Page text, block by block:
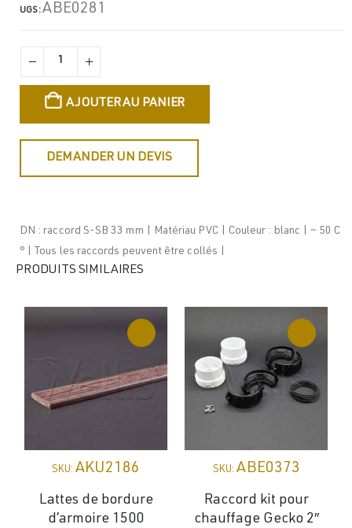
UGS :ABE0281
AJOUTER AU PANIER
DEMANDER UN DEVIS
DN : raccord S-SB 33 mm | Matériau PVC | Couleur : blanc | ~ 50 C
° | Tous les raccords peuvent être collés |
PRODUITS SIMILAIRES
SKU: AKU2186
Lattes de bordure
d’armoire 1500
SKU: ABE0373
Raccord kit pour
chauffage Gecko 2″